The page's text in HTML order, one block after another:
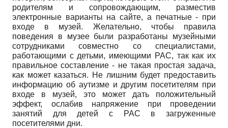
родителям и сопровождающим, разместив
электронные варианты на сайте, а печатные - при
входе в музей. Желательно, чтобы правила
поведения в музее были разработаны музейными
сотрудниками совместно со специалистами,
работающими с детьми, имеющими РАС, так как их
правильное составление - не такая простая задача,
как может казаться. Не лишним будет предоставить
информацию об аутизме и другим посетителям при
входе в музей, это может дать положительный
эффект, ослабив напряжение при проведении
занятий для детей с РАС в загруженные
посетителями дни.